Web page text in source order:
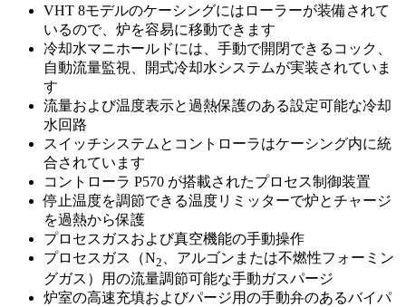
VHT 8モデルのケーシングにはローラーが装備されて
いるので、炉を容易に移動できます
冷却水マニホールドには、手動で開閉できるコック、
自動流量監視、開式冷却水システムが実装されていま
す
流量および温度表示と過熱保護のある設定可能な冷却
水回路
スイッチシステムとコントローラはケーシング内に統
合されています
コントローラ P570 が搭載されたプロセス制御装置
停止温度を調節できる温度リミッターで炉とチャージ
を過熱から保護
プロセスガスおよび真空機能の手動操作
プロセスガス（N2
、アルゴンまたは不燃性フォーミン
グガス）用の流量調節可能な手動ガスパージ
炉室の高速充填およびパージ用の手動弁のあるバイパ